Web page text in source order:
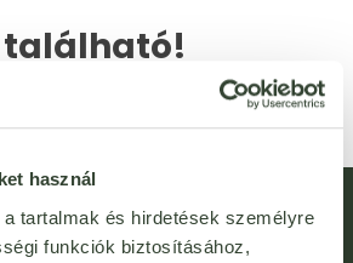
használ
tartalmak és hirdetések személyre
funkciók biztosításához,
található!
termék nem található. Lehetséges,
Feltételek (ÁSZF) Adatvédelem